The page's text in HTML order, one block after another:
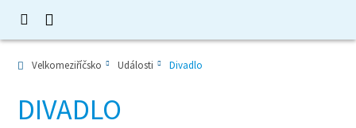
Velkomeziříčsko Události Divadlo
DIVADLO